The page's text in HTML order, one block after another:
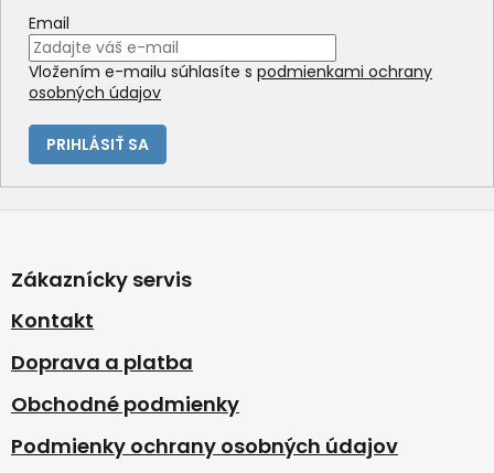
Email
Vložením e-mailu súhlasíte s podmienkami ochrany
osobných údajov
PRIHLÁSIŤ SA
p
ä
e
Zákaznícky servis
Kontakt
Doprava a platba
Obchodné podmienky
Podmienky ochrany osobných údajov